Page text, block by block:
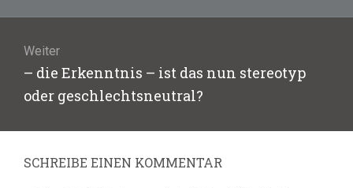
Weiter
Nächster
Beitrag:
– die Erkenntnis – ist das nun stereotyp
oder geschlechtsneutral?
SCHREIBE EINEN KOMMENTAR